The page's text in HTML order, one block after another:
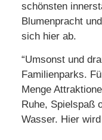
schönsten
Blumenpracht
sich hier ab.
“Umsonst und
Familienparks.
Menge
Ruhe, Spielspaß
Wasser. Hier